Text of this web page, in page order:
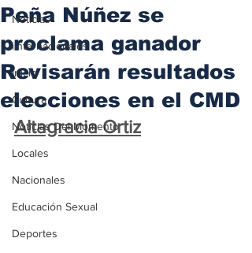
Noticias
iInternacionales
Inicio
Cultura
Noticias Del Momento
Locales
Nacionales
Educación Sexual
Deportes
Peña Núñez se
proclama ganador
Revisarán resultados
elecciones en el CMD
Altagracia Ortiz